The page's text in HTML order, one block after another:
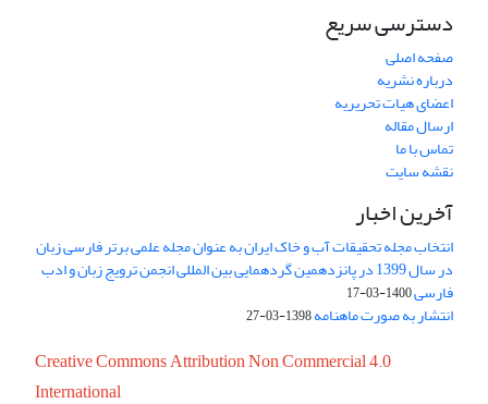
دسترسی سریع
صفحه اصلی
درباره نشریه
اعضای هیات تحریریه
ارسال مقاله
تماس با ما
نقشه سایت
آخرین اخبار
انتخاب مجله تحقیقات آب و خاک ایران به عنوان مجله علمی برتر فارسی زبان
در سال 1399 در پانزدهمین گردهمایی بین المللی انجمن ترویج زبان و ادب
فارسی1400-03-17
انتشار به صورت ماهنامه1398-03-27
Creative Commons Attribution Non Commercial 4.0
International